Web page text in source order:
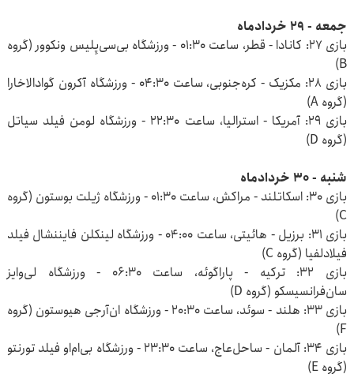
جمعه - ۲۹ خردادماه
بازی ۲۷: کانادا - قطر، ساعت ۰۱:۳۰ - ورزشگاه بی‌سی‌پِلیس ونکوور (گروه
B)
بازی ۲۸: مکزیک - کره‌جنوبی، ساعت ۰۴:۳۰ - ورزشگاه آکرون گوادالاخارا
(گروه A)
بازی ۲۹: آمریکا - استرالیا، ساعت ۲۲:۳۰ - ورزشگاه لومن فیلد سیاتل
(گروه D)
شنبه - ۳۰ خردادماه
بازی ۳۰: اسکاتلند - مراکش، ساعت ۰۱:۳۰ - ورزشگاه ژیلت بوستون (گروه
C)
بازی ۳۱: برزیل - هائیتی، ساعت ۰۴:۰۰ - ورزشگاه لینکلن فایننشال فیلد
فیلادلفیا (گروه C)
بازی ۳۲: ترکیه - پاراگوئه، ساعت ۰۶:۳۰ - ورزشگاه لی‌وایز
سان‌فرانسیسکو (گروه D)
بازی ۳۳: هلند - سوئد، ساعت ۲۰:۳۰ - ورزشگاه ان‌آرجی هیوستون (گروه
F)
بازی ۳۴: آلمان - ساحل‌عاج، ساعت ۲۳:۳۰ - ورزشگاه بی‌ام‌او فیلد تورنتو
(گروه E)